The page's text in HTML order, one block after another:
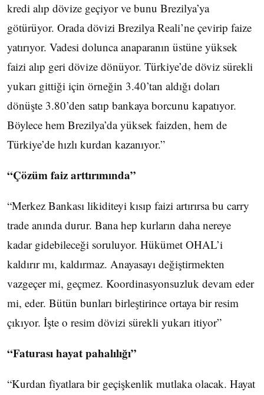
kredi alıp dövize geçiyor ve bunu Brezilya’ya
götürüyor. Orada dövizi Brezilya Reali’ne çevirip faize
yatırıyor. Vadesi dolunca anaparanın üstüne yüksek
faizi alıp geri dövize dönüyor. Türkiye’de döviz sürekli
yukarı gittiği için örneğin 3.40’tan aldığı doları
dönüşte 3.80’den satıp bankaya borcunu kapatıyor.
Böylece hem Brezilya’da yüksek faizden, hem de
Türkiye’de hızlı kurdan kazanıyor.”
“Çözüm faiz arttırımında”
“Merkez Bankası likiditeyi kısıp faizi artırırsa bu carry
trade anında durur. Bana hep kurların daha nereye
kadar gidebileceği soruluyor. Hükümet OHAL’i
kaldırır mı, kaldırmaz. Anayasayı değiştirmekten
vazgeçer mi, geçmez. Koordinasyonsuzluk devam eder
mi, eder. Bütün bunları birleştirince ortaya bir resim
çıkıyor. İşte o resim dövizi sürekli yukarı itiyor”
“Faturası hayat pahalılığı”
“Kurdan fiyatlara bir geçişkenlik mutlaka olacak. Hayat